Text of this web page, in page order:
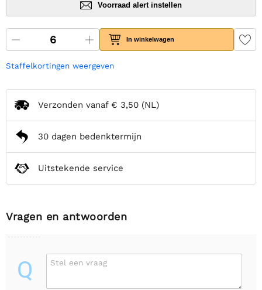
Voorraad alert instellen
In winkelwagen
Staffelkortingen weergeven
Verzonden vanaf € 3,50 (NL)
30 dagen bedenktermijn
Uitstekende service
Vragen en antwoorden
Q Stel een vraag